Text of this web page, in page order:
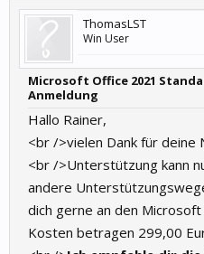
ThomasLST
Win User
Microsoft Office 2021
Anmeldung
Hallo Rainer,
<br />vielen Dank für deine
<br />Unterstützung kann
andere
dich gerne an den
Kosten betragen 299,00